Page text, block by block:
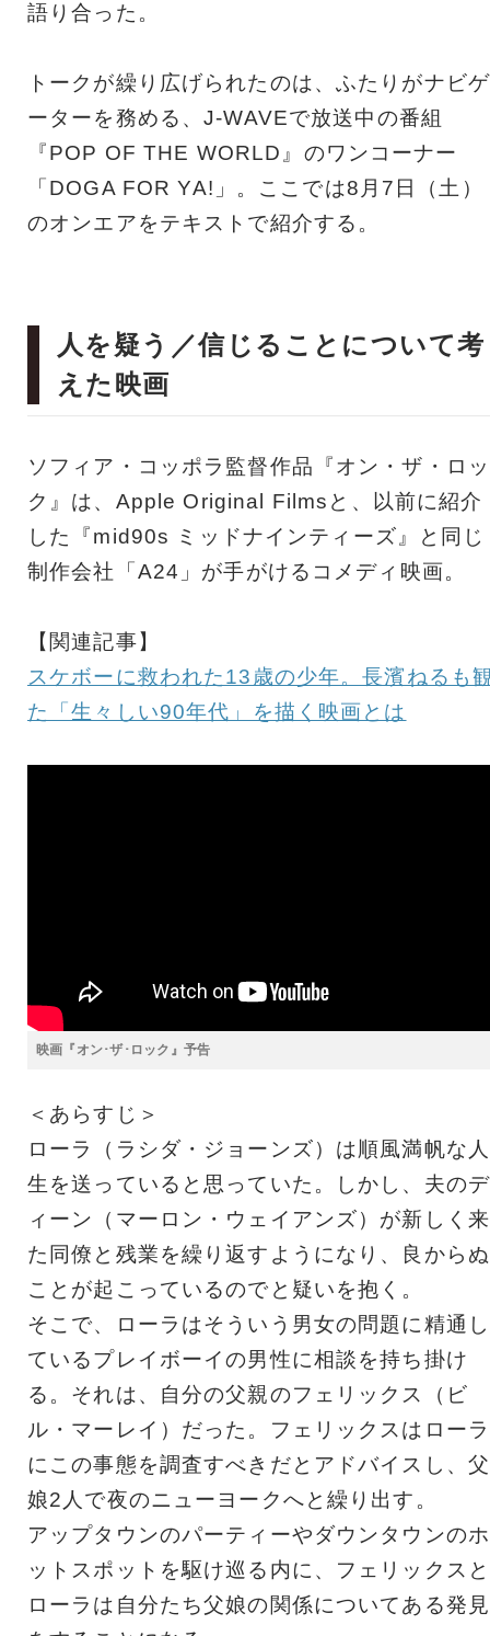
語り合った。
トークが繰り広げられたのは、ふたりがナビゲ
ーターを務める、J-WAVEで放送中の番組
『POP OF THE WORLD』のワンコーナー
「DOGA FOR YA!」。ここでは8月7日（土）
のオンエアをテキストで紹介する。
人を疑う／信じることについて考
えた映画
ソフィア・コッポラ監督作品『オン・ザ・ロッ
ク』は、Apple Original Filmsと、以前に紹介
した『mid90s ミッドナインティーズ』と同じ
制作会社「A24」が手がけるコメディ映画。
【関連記事】
スケボーに救われた13歳の少年。長濱ねるも
た「生々しい90年代」を描く映画とは
映画『オン･ザ･ロック』予告
＜あらすじ＞
ローラ（ラシダ・ジョーンズ）は順風満帆な人
生を送っていると思っていた。しかし、夫のデ
ィーン（マーロン・ウェイアンズ）が新しく来
た同僚と残業を繰り返すようになり、良からぬ
ことが起こっているのでと疑いを抱く。
そこで、ローラはそういう男女の問題に精通し
ているプレイボーイの男性に相談を持ち掛け
る。それは、自分の父親のフェリックス（ビ
ル・マーレイ）だった。フェリックスはローラ
にこの事態を調査すべきだとアドバイスし、父
娘2人で夜のニューヨークへと繰り出す。
アップタウンのパーティーやダウンタウンのホ
ットスポットを駆け巡る内に、フェリックスと
ローラは自分たち父娘の関係についてある発見